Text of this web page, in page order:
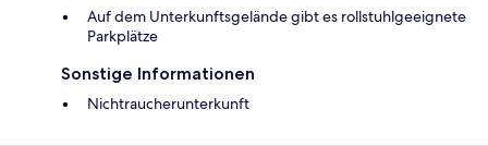
Auf dem Unterkunftsgelände gibt es rollstuhlgeeignete
Parkplätze
Sonstige Informationen
Nichtraucherunterkunft